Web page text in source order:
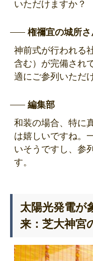
いただけますか？
権禰宜の城所さ
神前式が行われる
含む）が完備され
適にご参列いただ
編集部
和装の場合、特に
は嬉しいですね。
いそうですし、参
す。
太陽光発電が
来：芝大神宮